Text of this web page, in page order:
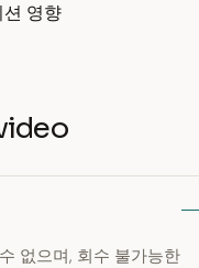
영향
없으며, 회수 불가능한